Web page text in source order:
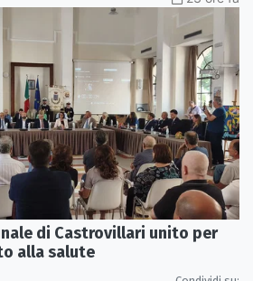
di Castrovillari unito per
alla salute